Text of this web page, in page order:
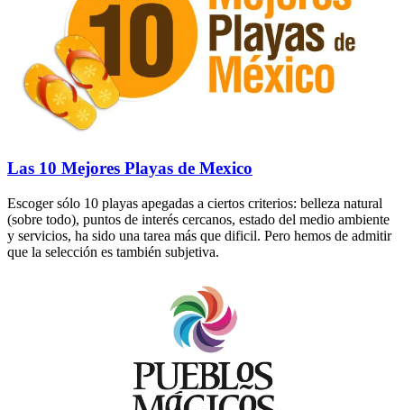
Las 10 Mejores Playas de Mexico
Escoger sólo 10 playas apegadas a ciertos criterios: belleza natural
(sobre todo), puntos de interés cercanos, estado del medio ambiente
y servicios, ha sido una tarea más que dificil. Pero hemos de admitir
que la selección es también subjetiva.